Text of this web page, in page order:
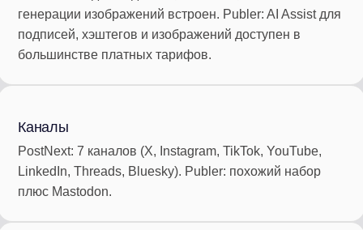
генерации изображений встроен. Publer: AI Assist для
подписей, хэштегов и изображений доступен в
большинстве платных тарифов.
Каналы
PostNext: 7 каналов (X, Instagram, TikTok, YouTube,
LinkedIn, Threads, Bluesky). Publer: похожий набор
плюс Mastodon.